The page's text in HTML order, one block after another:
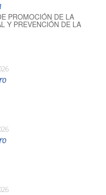
PROMOCIÓN DE LA
Y PREVENCIÓN DE LA